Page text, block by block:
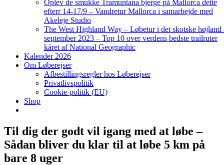
Oplev de smukke Tramuntana bjerge på Mallorca dette
efterr 14-17/9 – Vandretur Mallorca i samarbejde med
Akeleje Studio
The West Highland Way – Løbetur i det skotske højland
september 2023 – Top 10 over verdens bedste trailruter
kåret af National Geographic
Kalender 2026
Om Løberejser
Afbestillingsregler hos Løberejser
Privatlivspolitik
Cookie-politik (EU)
Shop
Til dig der godt vil igang med at løbe –
Sådan bliver du klar til at løbe 5 km på
bare 8 uger